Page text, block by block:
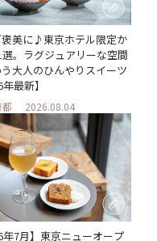
美に♪東京ホテル限定か
選。ラグジュアリーな空間
大人のひんやりスイーツ
年最新】
2026.08.04
年7月】東京ニューオープ